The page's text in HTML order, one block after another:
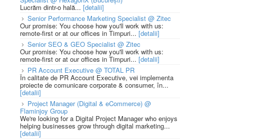
Lucrăm dintr-o hală... [detalii]
Senior Performance Marketing Specialist @ Zitec
Our promise: You choose how you'll work with us:
remote-first or at our offices in Timpuri... [detalii]
Senior SEO & GEO Specialist @ Zitec
Our promise: You choose how you'll work with us:
remote-first or at our offices in Timpuri... [detalii]
PR Account Executive @ TOTAL PR
În calitate de PR Account Executive, vei implementa
proiecte de comunicare corporate & consumer, în...
[detalii]
Project Manager (Digital & eCommerce) @
Flaminjoy Group
We're looking for a Digital Project Manager who enjoys
helping businesses grow through digital marketing...
[detalii]